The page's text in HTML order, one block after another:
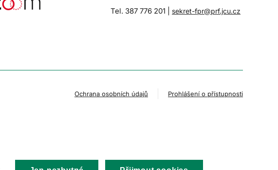
Tel. 387 776 201 | sekret-fpr@prf.jcu.cz
Ochrana osobních údajů Prohlášení o přístupnosti